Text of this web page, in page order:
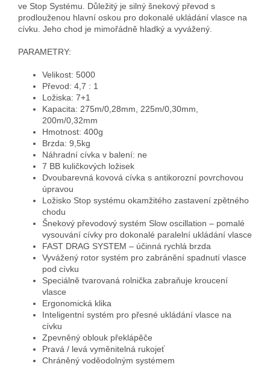
ve Stop Systému.
Důležitý je silný šnekový převod s
prodlouženou hlavní oskou pro dokonalé ukládání vlasce na
cívku. Jeho chod je mimořádně hladký a vyvážený.
PARAMETRY:
Velikost: 5000
Převod: 4,7 : 1
Ložiska: 7+1
Kapacita: 275m/0,28mm, 225m/0,30mm,
200m/0,32mm
Hmotnost: 400g
Brzda: 9,5kg
Náhradní cívka v balení: ne
7 BB kuličkových ložisek
Dvoubarevná kovová cívka s antikorozní povrchovou
úpravou
L ožisko Stop systému okamžitého zastavení zpětného
chodu
Šnekový převodový systém Slow oscillation – pomalé
vysouvání cívky pro dokonalé paralelní ukládání vlasce
FAST DRAG SYSTEM – účinná rychlá brzda
Vyvážený rotor systém pro zabránění spadnutí vlasce
pod cívku
Speciálně tvarovaná rolnička zabraňuje kroucení
vlasce
Ergonomická klika
Inteligentní systém pro přesné ukládání vlasce na
cívku
Zpevněný oblouk překlápěče
Pravá / levá vyměnitelná rukojeť
Chráněný voděodolným systémem